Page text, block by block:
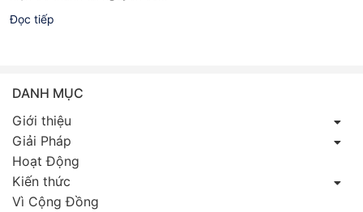
giá trị....
Đọc tiếp
DANH MỤC
Giới thiệu
Giải Pháp
Hoạt Động
Kiến thức
Vì Cộng Đồng